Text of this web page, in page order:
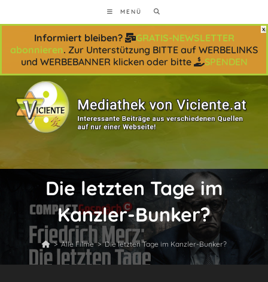
Inhalt
MENÜ
Die letzten Tage im
Kanzler-Bunker?
> Alle Filme > Die letzten Tage im Kanzler-Bunker?
Informiert bleiben?
GRATIS-NEWSLETTER
abonnieren. Zur Unterstützung BITTE auf WERBELINKS
und WERBEBANNER klicken oder bitte
SPENDEN